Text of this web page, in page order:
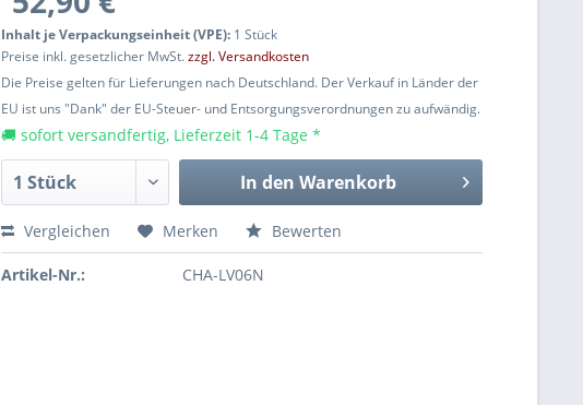
Inhalt je Verpackungseinheit (VPE): 1 Stück
Preise inkl. gesetzlicher MwSt.zzgl. Versandkosten
Die Preise gelten für Lieferungen nach Deutschland. Der Verkauf in Länder der
EU ist uns "Dank" der EU-Steuer- und Entsorgungsverordnungen zu aufwändig.
🚚 sofort versandfertig, Lieferzeit 1-4 Tage *
In den Warenkorb
Vergleichen Merken Bewerten
Artikel-Nr.: CHA-LV06N